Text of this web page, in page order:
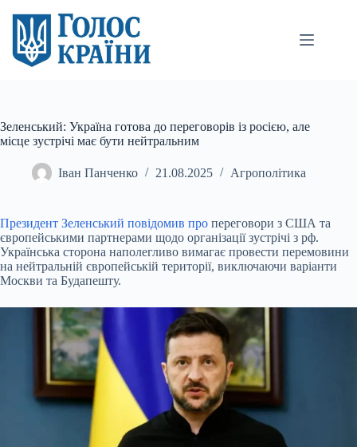
вмісту
Зеленський: Україна готова до переговорів із росією, але
місце зустрічі має бути нейтральним
Іван Панченко 21.08.2025 Агрополітика
Президент Зеленський повідомив про переговори з США та
європейськими партнерами щодо організації зустрічі з рф.
Українська сторона наполегливо вимагає провести перемовини
на нейтральній європейській території, виключаючи варіанти
Москви та Будапешту.